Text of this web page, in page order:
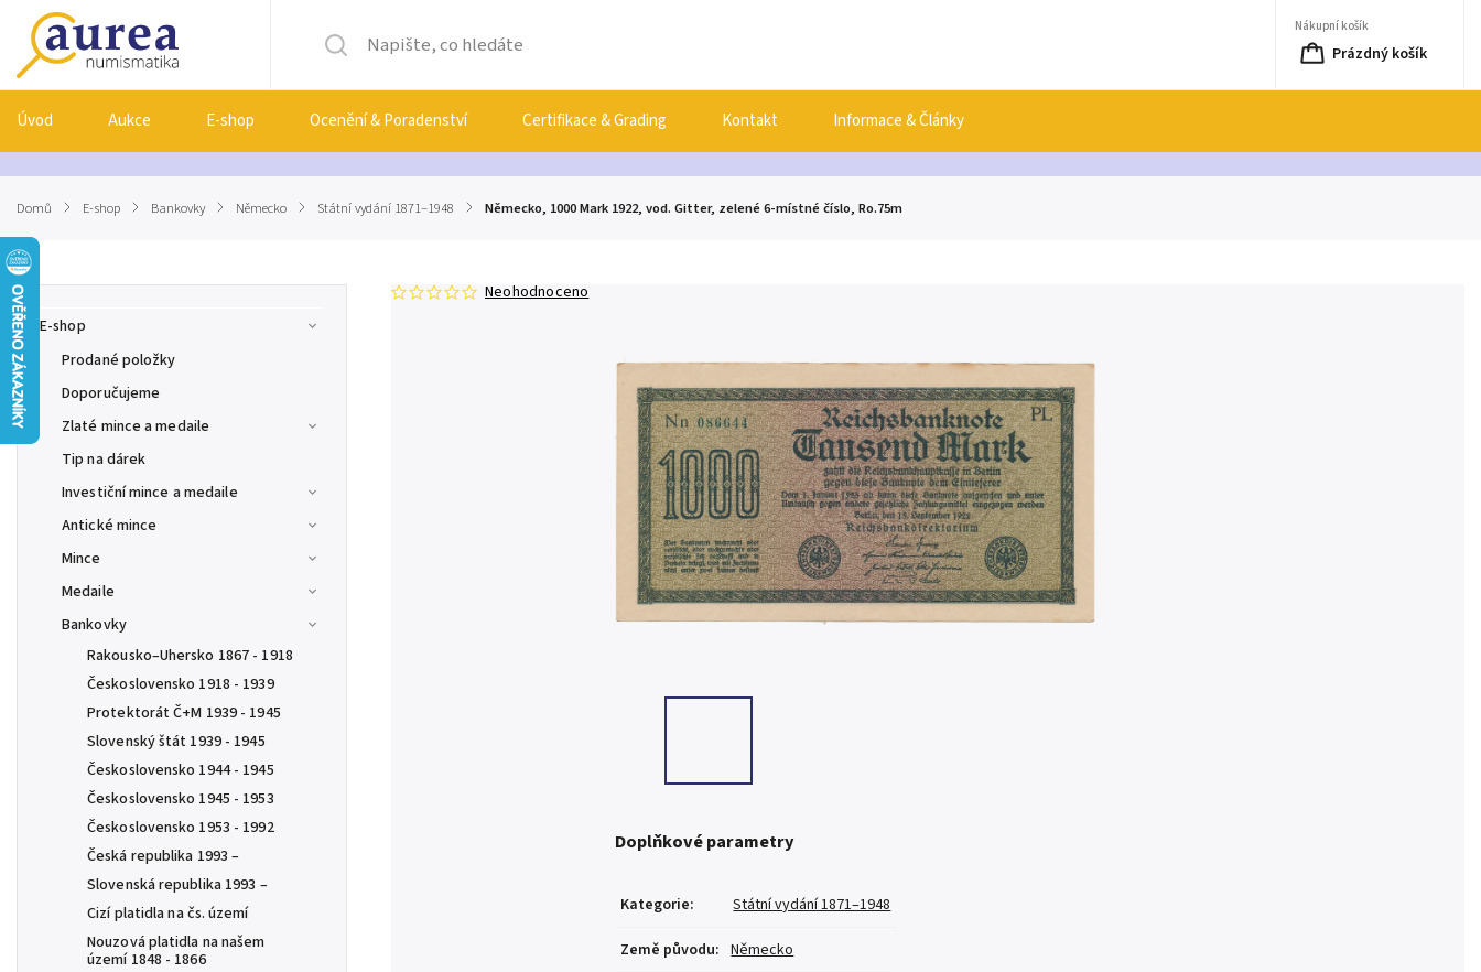
Nákupní košík
Prázdný košík
Úvod Aukce E-shop Ocenění & Poradenství Certifikace & Grading Kontakt Informace & Články
Domů / E-shop / Bankovky / Německo / Státní vydání 1871–1948 / Německo, 1000 Mark 1922, vod. Gitter, zelené 6-místné číslo, Ro.75m
E-shop
Prodané položky
Doporučujeme
Zlaté mince a medaile
Tip na dárek
Investiční mince a medaile
Antické mince
Mince
Medaile
Bankovky
Rakousko–Uhersko 1867 - 1918
Československo 1918 - 1939
Protektorát Č+M 1939 - 1945
Slovenský štát 1939 - 1945
Československo 1944 - 1945
Československo 1945 - 1953
Československo 1953 - 1992
Česká republika 1993 –
Slovenská republika 1993 –
Cizí platidla na čs. území
Nouzová platidla na našem
území 1848 - 1866
Neohodnoceno
Doplňkové parametry
Kategorie: Státní vydání 1871–1948
Země původu: Německo